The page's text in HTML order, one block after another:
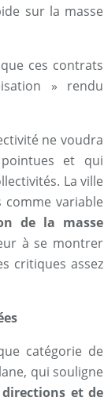
sur la masse
ces contrats
» rendu
ne voudra
et qui
La ville
comme variable
de la masse
à se montrer
critiques assez
catégorie de
qui souligne
et de